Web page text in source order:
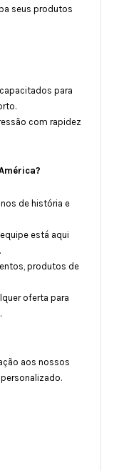
seus produtos
para
com rapidez
de história e
está aqui
produtos de
oferta para
aos nossos